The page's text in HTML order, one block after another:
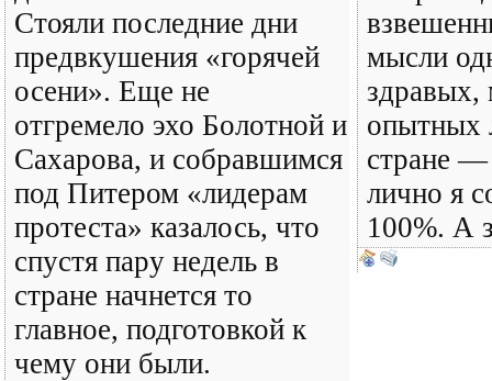
Стояли последние дни
предвкушения «горячей
осени». Еще не
отгремело эхо Болотной и
Сахарова, и собравшимся
под Питером «лидерам
протеста» казалось, что
спустя пару недель в
стране начнется то
главное, подготовкой к
чему они были.
мысли
опытных
стране
лично я
100%. А